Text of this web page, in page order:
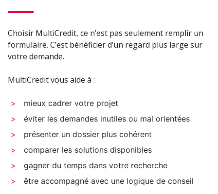
Choisir MultiCredit, ce n’est pas seulement remplir un
formulaire. C’est bénéficier d’un regard plus large sur
votre demande.
MultiCredit vous aide à :
mieux cadrer votre projet
éviter les demandes inutiles ou mal orientées
présenter un dossier plus cohérent
comparer les solutions disponibles
gagner du temps dans votre recherche
être accompagné avec une logique de conseil